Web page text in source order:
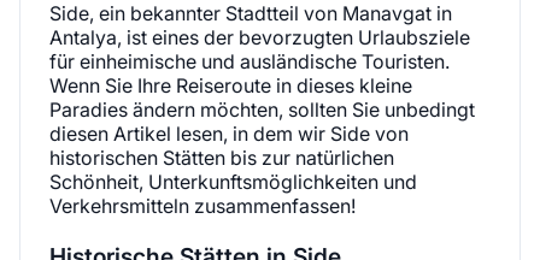
Side, ein bekannter Stadtteil von Manavgat in
Antalya, ist eines der bevorzugten Urlaubsziele
für einheimische und ausländische Touristen.
Wenn Sie Ihre Reiseroute in dieses kleine
Paradies ändern möchten, sollten Sie unbedingt
diesen Artikel lesen, in dem wir Side von
historischen Stätten bis zur natürlichen
Schönheit, Unterkunftsmöglichkeiten und
Verkehrsmitteln zusammenfassen!